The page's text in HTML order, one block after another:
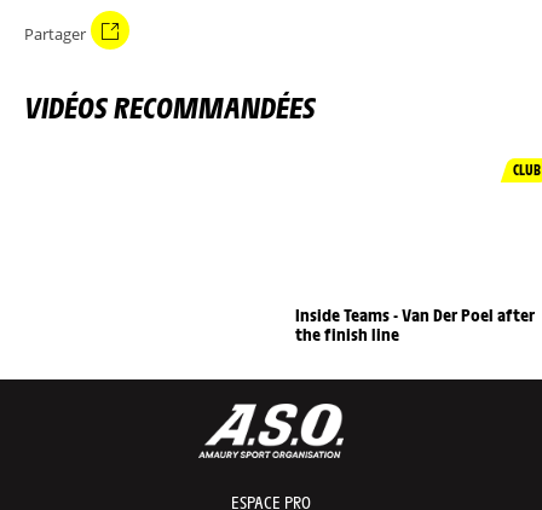
Partager
VIDÉOS RECOMMANDÉES
CLUB
Inside Teams - Van Der Poel after
the finish line
ESPACE PRO